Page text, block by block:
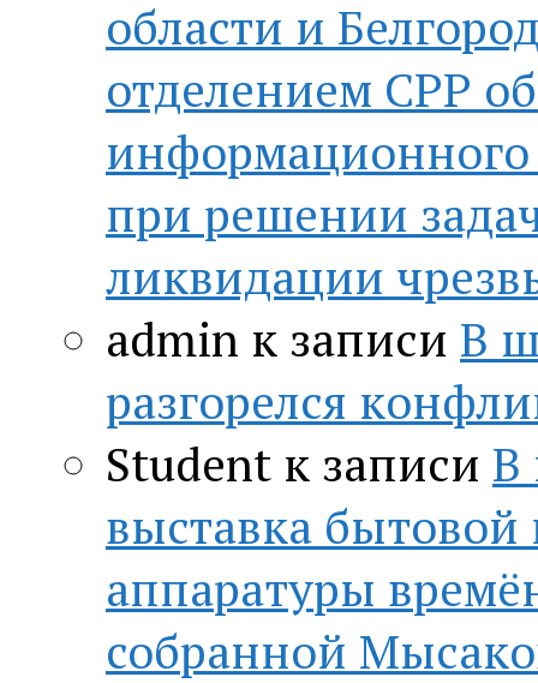
области и
отделением СРР
информационного
при решении
ликвидации
admin к записи В
разгорелся
Student к записи В
выставка
аппаратуры
собранной